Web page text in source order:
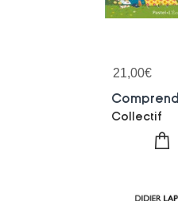
21,00€
Collectif